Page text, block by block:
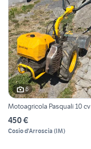
6
Motoagricola Pasquali 10 cv
450 €
Cosio d'Arroscia (IM)